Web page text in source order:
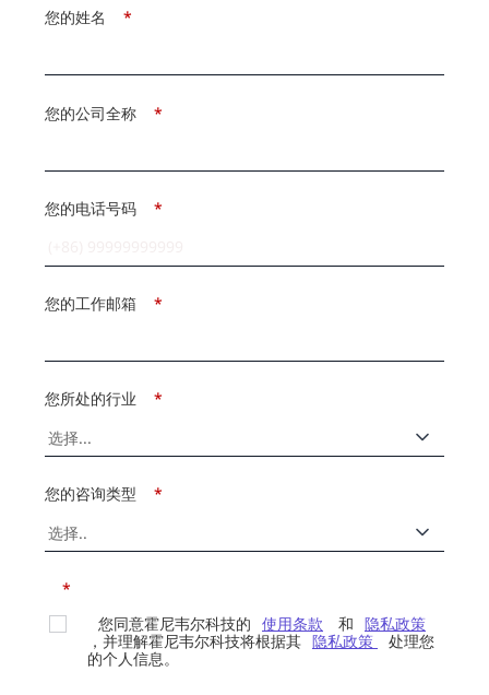
*
您的姓名
*
您的公司全称
*
您的电话号码
*
您的工作邮箱
*
您所处的行业
*
您的咨询类型
*
您同意霍尼韦尔科技的 使用条款 和 隐私政策
，并理解霍尼韦尔科技将根据其 隐私政策
处理您
的个人信息。